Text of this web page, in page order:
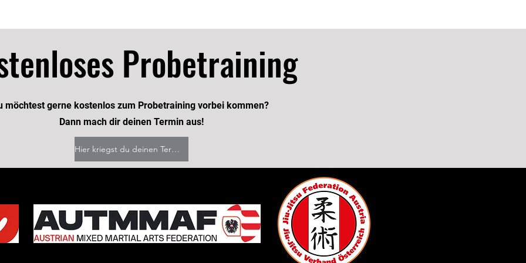
Probetraining
möchtest gerne kostenlos zum Probetraining vorbei kommen?
Dann mach dir deinen Termin aus!
Hier kriegst du deinen Termin!